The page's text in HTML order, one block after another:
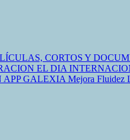
CORTOS Y
EL DIA
GALEXIA Mejora Fluidez